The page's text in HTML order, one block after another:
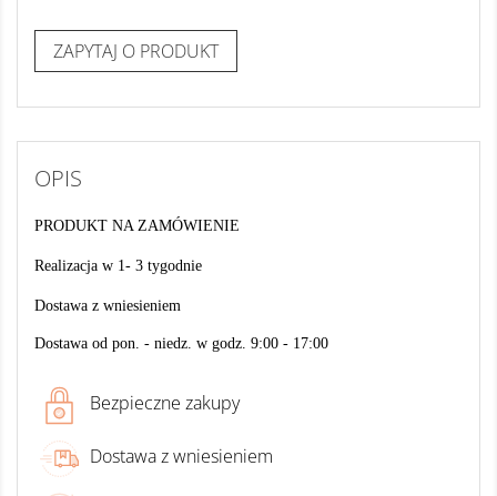
OPIS
PRODUKT NA ZAMÓWIENIE
Realizacja w 1- 3 tygodnie
Dostawa z wniesieniem
Dostawa od pon. - niedz. w godz. 9:00 - 17:00
Bezpieczne zakupy
Dostawa z wniesieniem
ZAPYTAJ O PRODUKT